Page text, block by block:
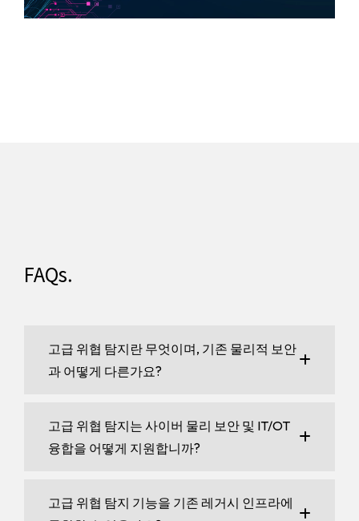
FAQs.
고급 위협 탐지란 무엇이며, 기존 물리적 보안
과 어떻게 다른가요?
고급 위협 탐지는 사이버 물리 보안 및 IT/OT
융합을 어떻게 지원합니까?
고급 위협 탐지 기능을 기존 레거시 인프라에